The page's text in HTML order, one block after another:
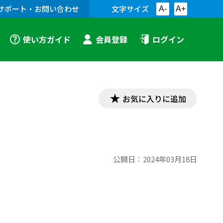
ポート・お問い合わせ 文字サイズ A- A+
使い方ガイド 会員登録 ログイン
お気に入りに追加
公開日： 2024年03月18日